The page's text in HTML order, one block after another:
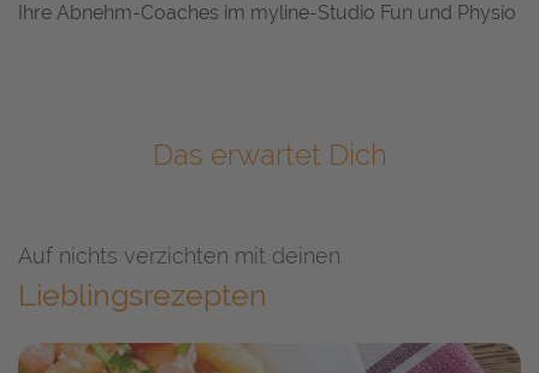
Ihre Abnehm-Coaches im myline-Studio Fun und Physio
Das erwartet Dich
Auf nichts verzichten mit deinen
Lieblingsrezepten